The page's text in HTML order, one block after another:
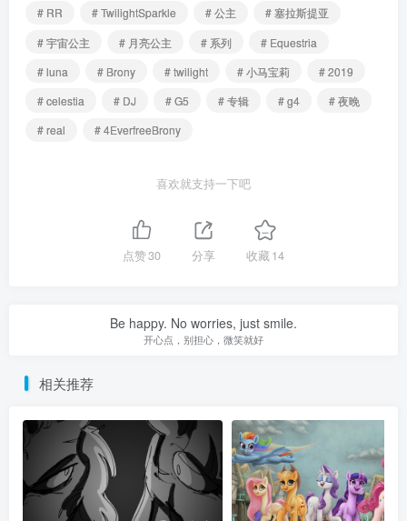
# RR
# TwilightSparkle # 公主
# 塞拉斯提亚
# 宇宙公主
# 月亮公主 # 系列
# Equestria
# luna
# Brony # twilight # 小马宝莉
# 2019
# celestia
# DJ # G5 # 专辑 # g4
# 夜晚
# real
# 4EverfreeBrony
喜欢就支持一下吧
点赞30 分享 收藏14
Be happy. No worries, just smile.
开心点，别担心，微笑就好
相关推荐